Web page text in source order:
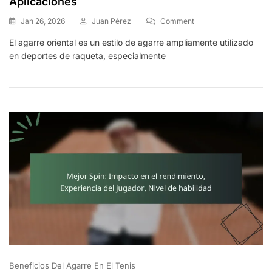
Jan 26, 2026 Juan Pérez CommentOn
Oriental:
El agarre oriental es un estilo de agarre ampliamente utilizado
en deportes de raqueta, especialmente
Beneficios Del Agarre En El Tenis